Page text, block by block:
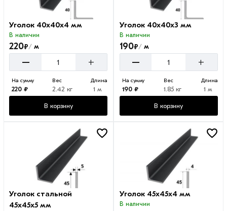
Уголок 40х40х4 мм
В наличии
220₽/ м
– +
На сумму
220 ₽
Вес
2.42 кг
Длина
1 м
В корзину
Уголок 40х40х3 мм
В наличии
190₽/м
– +
На сумму
190 ₽
Вес
1.85 кг
Длина
1 м
В корзину
Уголок стальной
45х45х5 мм
Уголок 45х45х4 мм
В наличии